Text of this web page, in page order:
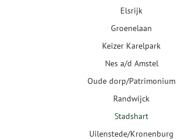
Elsrijk
Groenelaan
Keizer Karelpark
Nes a/d Amstel
Oude dorp/Patrimonium
Randwijck
Stadshart
Uilenstede/Kronenburg